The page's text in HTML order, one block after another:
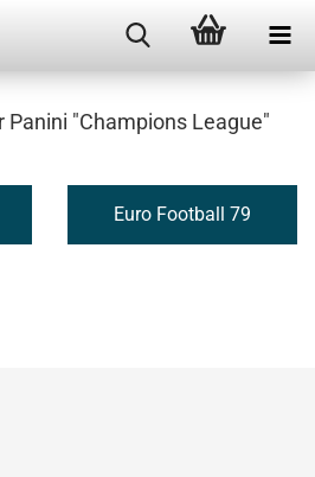
Panini "Champions League"
Euro Football 79